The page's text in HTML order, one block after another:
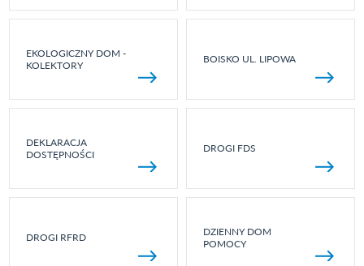
EKOLOGICZNY DOM -
KOLEKTORY
BOISKO UL. LIPOWA
DEKLARACJA
DOSTĘPNOŚCI
DROGI FDS
DROGI RFRD
DZIENNY DOM
POMOCY